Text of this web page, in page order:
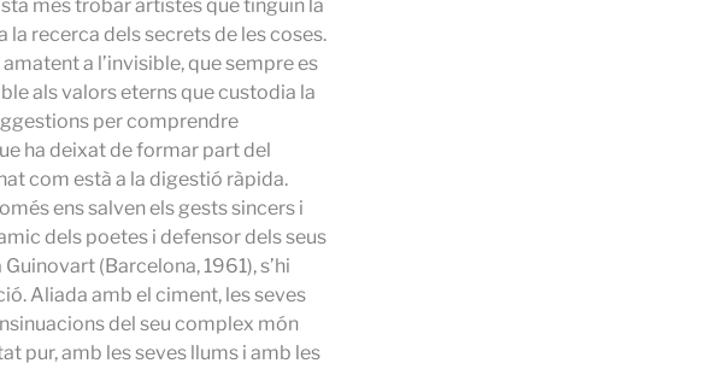
més trobar artistes que tinguin la
recerca dels secrets de les coses.
a l’invisible, que sempre es
als valors eterns que custodia la
per comprendre
ha deixat de formar part del
com està a la digestió ràpida.
ens salven els gests sincers i
dels poetes i defensor dels seus
(Barcelona, 1961), s’hi
Aliada amb el ciment, les seves
del seu complex món
pur, amb les seves llums i amb les